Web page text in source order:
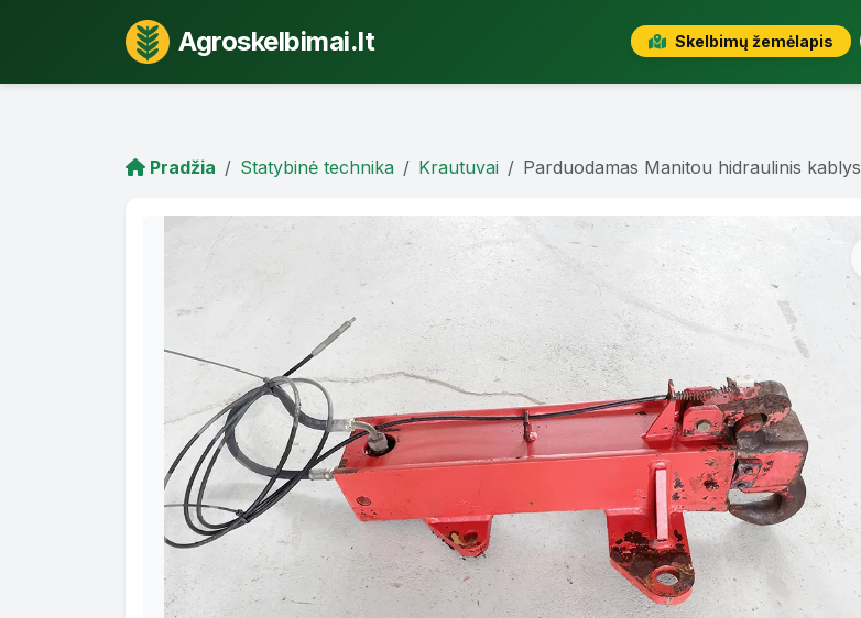
Agroskelbimai.lt Skelbimų žemėlapis
Pradžia Statybinė technika Krautuvai Parduodamas Manitou hidraulinis kablys